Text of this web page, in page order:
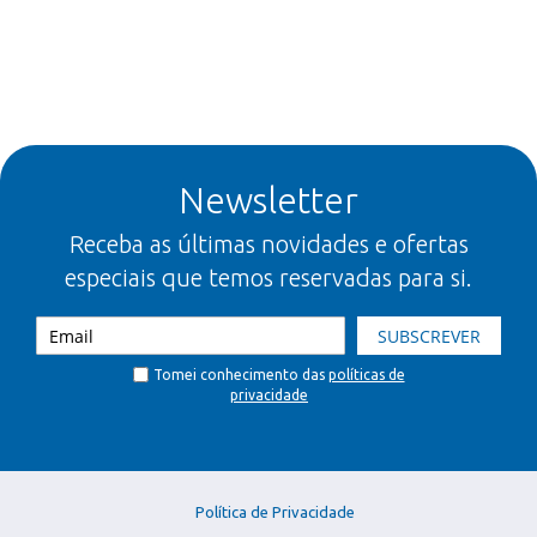
Newsletter
Receba as últimas novidades e ofertas
especiais que temos reservadas para si.
SUBSCREVER
Tomei conhecimento das políticas de
privacidade
Política de Privacidade